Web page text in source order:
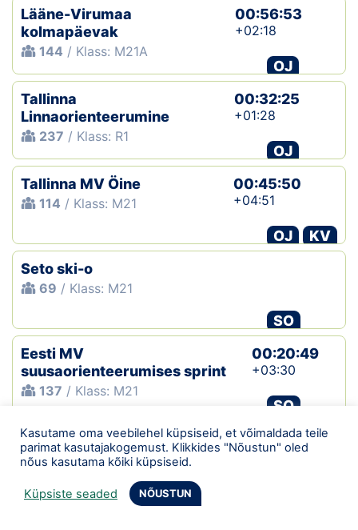
Lääne-Virumaa
kolmapäevak
144 / Klass: M21A
00:56:53
+02:18
OJ
Tallinna
Linnaorienteerumine
237 / Klass: R1
00:32:25
+01:28
OJ
Tallinna MV Öine
114 / Klass: M21
00:45:50
+04:51
OJ
KV
Seto ski-o
69 / Klass: M21
SO
Eesti MV
suusaorienteerumises sprint
137 / Klass: M21
00:20:49
+03:30
SO
Virumaa O - jooks
135/ Klass: M21
01:44:01
+16:16
Kasutame oma veebilehel küpsiseid, et võimaldada teile
parimat kasutajakogemust. Klikkides "Nõustun" oled
nõus kasutama kõiki küpsiseid.
Küpsiste seaded NÕUSTUN